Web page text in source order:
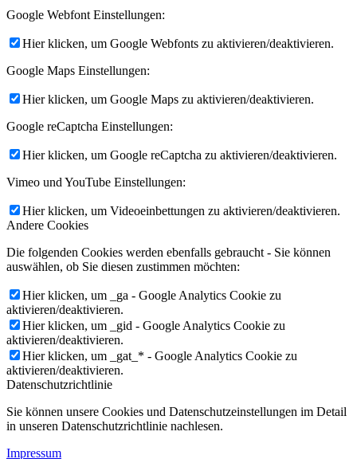
Google Webfont Einstellungen:
Hier klicken, um Google Webfonts zu aktivieren/deaktivieren.
Google Maps Einstellungen:
Hier klicken, um Google Maps zu aktivieren/deaktivieren.
Google reCaptcha Einstellungen:
Hier klicken, um Google reCaptcha zu aktivieren/deaktivieren.
Vimeo und YouTube Einstellungen:
Hier klicken, um Videoeinbettungen zu aktivieren/deaktivieren.
Andere Cookies
Die folgenden Cookies werden ebenfalls gebraucht - Sie können
auswählen, ob Sie diesen zustimmen möchten:
Hier klicken, um _ga - Google Analytics Cookie zu
aktivieren/deaktivieren.
Hier klicken, um _gid - Google Analytics Cookie zu
aktivieren/deaktivieren.
Hier klicken, um _gat_* - Google Analytics Cookie zu
aktivieren/deaktivieren.
Datenschutzrichtlinie
Sie können unsere Cookies und Datenschutzeinstellungen im Detail
in unseren Datenschutzrichtlinie nachlesen.
Impressum